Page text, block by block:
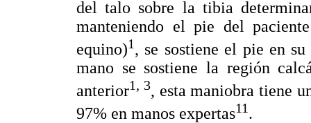
del talo sobre la tibia
manteniendo el pie del
equino)1, se sostiene el pie en
mano se sostiene la región
anterior1, 3, esta maniobra tiene
97% en manos expertas11.